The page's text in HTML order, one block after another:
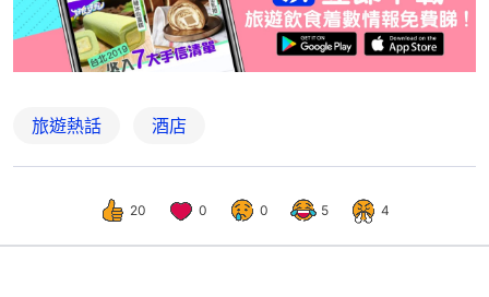
旅遊熱話 酒店
20 0 0 5 4